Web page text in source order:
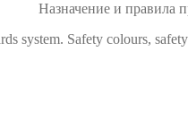
Назначение и правила
system. Safety colours,